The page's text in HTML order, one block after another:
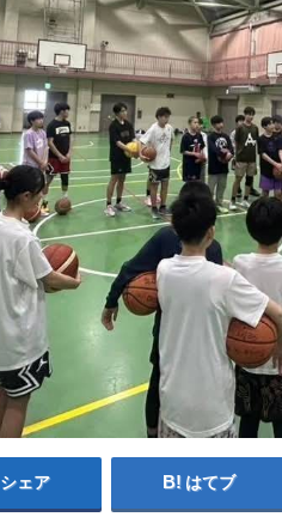
シェア はてブ